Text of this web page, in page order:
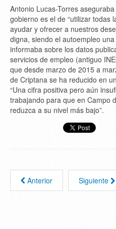
Antonio Lucas-Torres
gobierno es el de “utilizar todas
ayudar y ofrecer a nuestros
digna, siendo el autoempleo
informaba sobre los datos
servicios de empleo (antiguo
que desde marzo de 2015 a
de Criptana se ha reducido en
“Una cifra positiva pero aún
trabajando para que en Campo
reduzca a su nivel más bajo”.
Anterior Siguiente